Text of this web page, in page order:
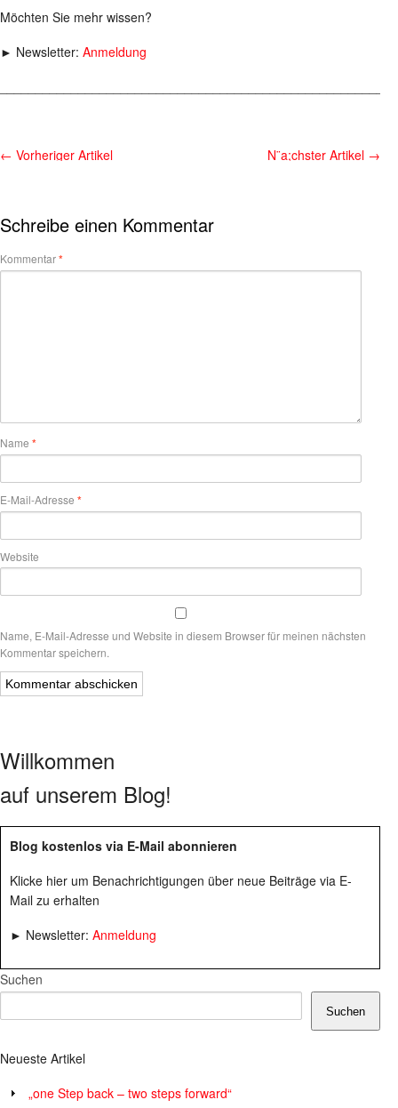
Möchten Sie mehr wissen?
► Newsletter: Anmeldung
← Vorheriger Artikel N¨a;chster Artikel →
Schreibe einen Kommentar
Kommentar*
Name *
E-Mail-Adresse *
Website
Name, E-Mail-Adresse und Website in diesem Browser für meinen nächsten
Kommentar speichern.
Willkommen
auf unserem Blog!
Blog kostenlos via E-Mail abonnieren
Klicke hier um Benachrichtigungen über neue Beiträge via E-
Mail zu erhalten
► Newsletter: Anmeldung
Suchen
Suchen
Neueste Artikel
„one Step back – two steps forward“